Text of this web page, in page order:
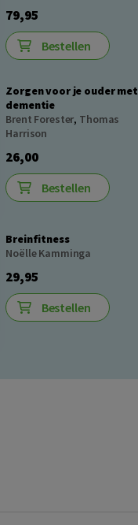
79,95
Bestellen
Zorgen voor je ouder met
dementie
Brent Forester, Thomas
Harrison
26,00
Bestellen
Breinfitness
Noëlle Kamminga
29,95
Bestellen